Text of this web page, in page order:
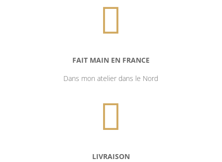

FAIT MAIN EN FRANCE
Dans mon atelier dans le Nord

LIVRAISON